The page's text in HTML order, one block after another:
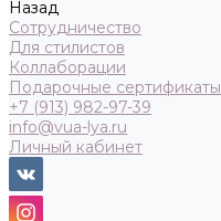
Назад
Сотрудничество
Для стилистов
Коллаборации
Подарочные сертификаты
+7 (913) 982-97-39
info@vua-lya.ru
Личный кабинет